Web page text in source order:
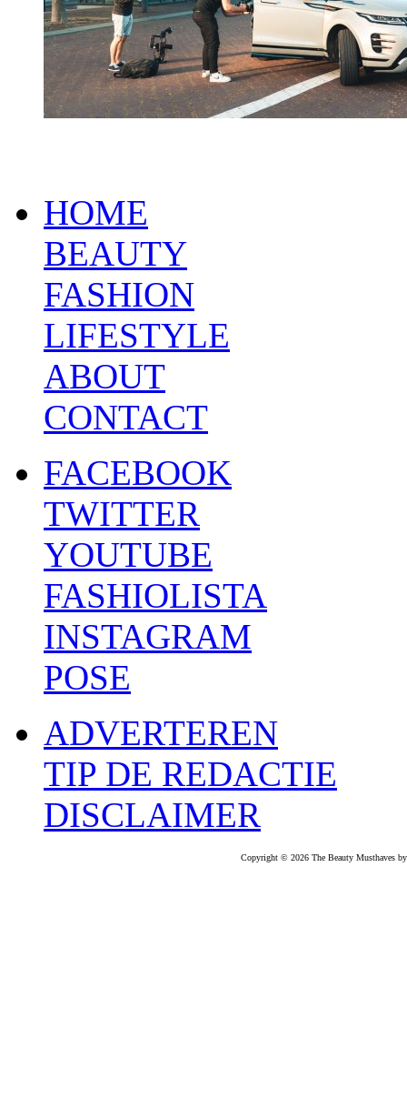
HOME
BEAUTY
FASHION
LIFESTYLE
ABOUT
CONTACT
FACEBOOK
TWITTER
YOUTUBE
FASHIOLISTA
INSTAGRAM
POSE
ADVERTEREN
TIP DE REDACTIE
DISCLAIMER
Copyright © 2026 The Beauty Musthaves